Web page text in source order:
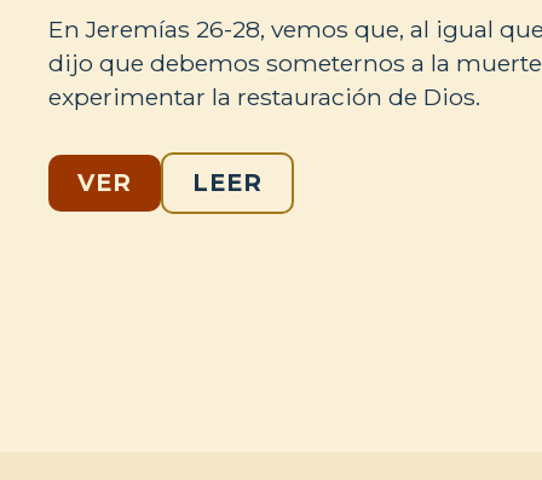
En Jeremías 26-28, vemos que, al igual
dijo que debemos someternos a la
experimentar la restauración de Dios.
VER LEER